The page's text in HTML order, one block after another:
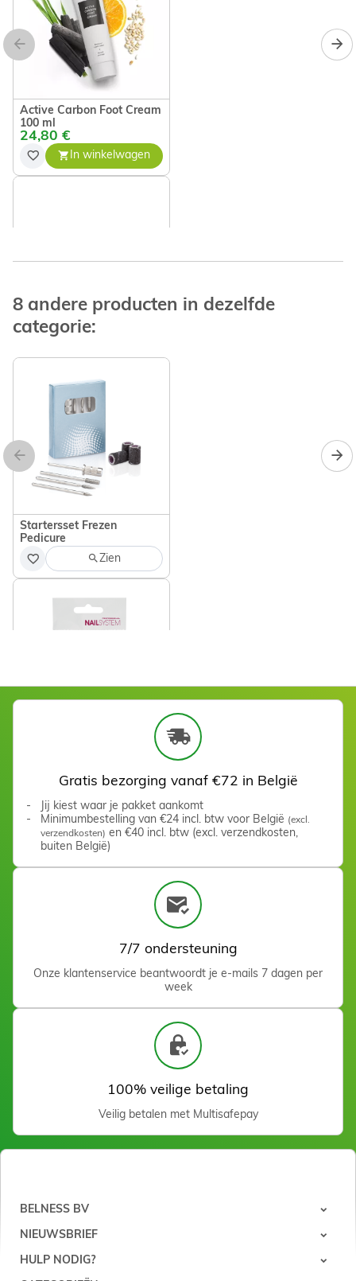
Active Carbon Foot Cream
100 ml
24,80 €
In winkelwagen
nagelknipper 14 cm
Stainless Steel Foot File
Zien
Kit Reassort Avantage (70
behandelingen)
Zien
8 andere producten in dezelfde
categorie:
Startersset Frezen
Pedicure
Zien
Anneaux abrasifs Grain 80
Zien
Anneaux abrasifs Grain
120 (100 pcs)
Gratis bezorging vanaf €72 in België
Jij kiest waar je pakket aankomt
Minimumbestelling van €24 incl. btw voor België (excl.
verzendkosten) en €40 incl. btw (excl. verzendkosten,
buiten België)
7/7 ondersteuning
Onze klantenservice beantwoordt je e-mails 7 dagen per
week
100% veilige betaling
Veilig betalen met Multisafepay
BELNESS BV
NIEUWSBRIEF
HULP NODIG?